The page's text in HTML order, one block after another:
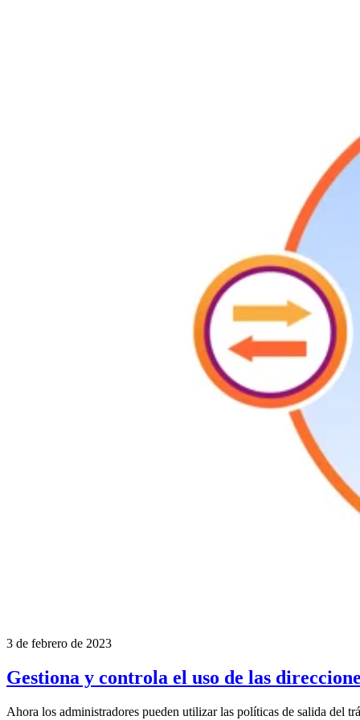
3 de febrero de 2023
Gestiona y controla el uso de las
Ahora los administradores pueden utilizar las políticas de salida del